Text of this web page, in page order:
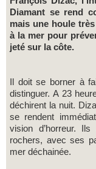
Diamant se rend
mais une houle
à la mer pour
jeté sur la côte.
Il doit se borner à
distinguer. A 23
déchirent la nuit.
se rendent
vision d’horreur.
rochers, avec ses
mer déchainée.